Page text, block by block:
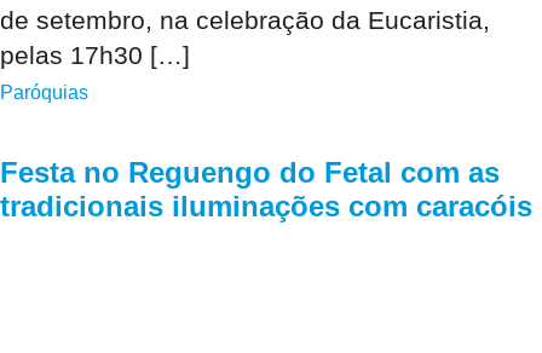
de setembro, na celebração da Eucaristia,
pelas 17h30 […]
Paróquias
Festa no Reguengo do Fetal com as
tradicionais iluminações com caracóis